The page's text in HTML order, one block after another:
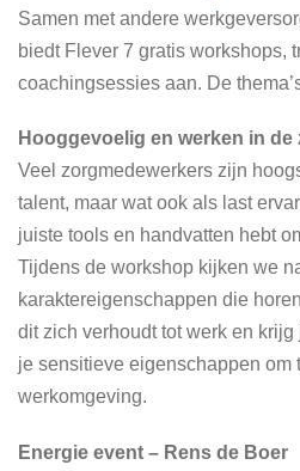
Samen met andere
biedt Flever 7 gratis workshops,
coachingsessies aan. De
Hooggevoelig en werken in de
Veel zorgmedewerkers zijn
talent, maar wat ook als last
juiste tools en handvatten hebt
Tijdens de workshop kijken we
karaktereigenschappen die
dit zich verhoudt tot werk en
je sensitieve eigenschappen om
werkomgeving.
Energie event – Rens de Boer